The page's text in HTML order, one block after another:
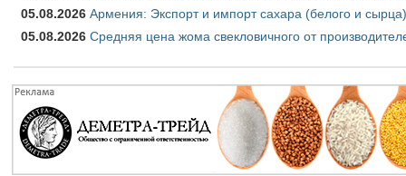
05.08.2026 Армения: Экспорт и импорт сахара (белого и
05.08.2026 Средняя цена жома свекловичного от